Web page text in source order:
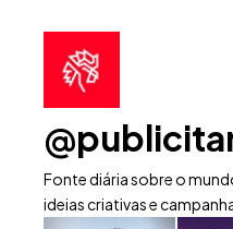
Fonte diária sobre o
ideias criativas e